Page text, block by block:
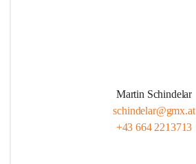
Martin Schindelar
schindelar@gmx.at
+43 664 2213713